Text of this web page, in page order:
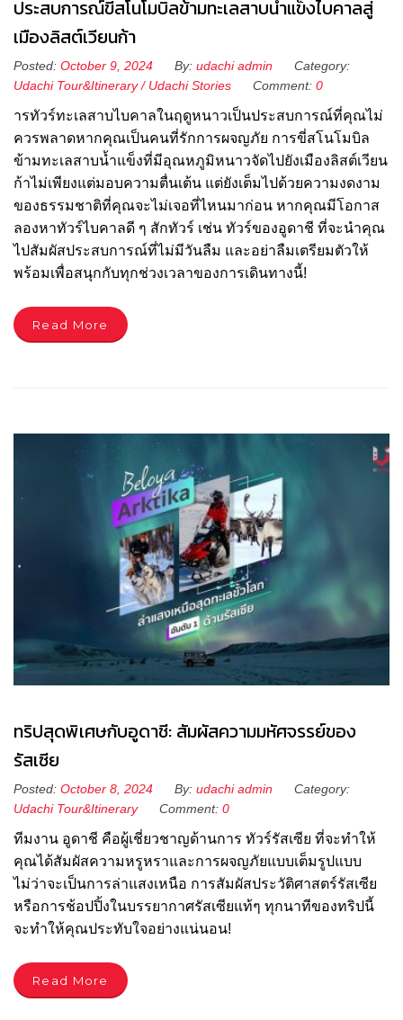
ประสบการณ์ขี่สโนโมบิลข้ามทะเลสาบน้ำแข็งไบคาลสู่
เมืองลิสต์เวียนก้า
Posted: October 9, 2024 By: udachi admin
Category:
Udachi Tour&Itinerary/ Udachi Stories Comment: 0
ารทัวร์ทะเลสาบไบคาลในฤดูหนาวเป็นประสบการณ์ที่คุณไม่
ควรพลาดหากคุณเป็นคนที่รักการผจญภัย การขี่สโนโมบิล
ข้ามทะเลสาบน้ำแข็งที่มีอุณหภูมิหนาวจัดไปยังเมืองลิสต์เวียน
ก้าไม่เพียงแต่มอบความตื่นเต้น แต่ยังเต็มไปด้วยความงดงาม
ของธรรมชาติที่คุณจะไม่เจอที่ไหนมาก่อน หากคุณมีโอกาส
ลองหาทัวร์ไบคาลดี ๆ สักทัวร์ เช่น ทัวร์ของอูดาชี ที่จะนำคุณ
ไปสัมผัสประสบการณ์ที่ไม่มีวันลืม และอย่าลืมเตรียมตัวให้
พร้อมเพื่อสนุกกับทุกช่วงเวลาของการเดินทางนี้!
Read More
ทริปสุดพิเศษกับอูดาชี: สัมผัสความมหัศจรรย์ของ
รัสเซีย
Posted: October 8, 2024 By: udachi admin
Category:
Udachi Tour&Itinerary
Comment: 0
ทีมงาน อูดาชี คือผู้เชี่ยวชาญด้านการ ทัวร์รัสเซีย ที่จะทำให้
คุณได้สัมผัสความหรูหราและการผจญภัยแบบเต็มรูปแบบ
ไม่ว่าจะเป็นการล่าแสงเหนือ การสัมผัสประวัติศาสตร์รัสเซีย
หรือการช้อปปิ้งในบรรยากาศรัสเซียแท้ๆ ทุกนาทีของทริปนี้
จะทำให้คุณประทับใจอย่างแน่นอน!
Read More